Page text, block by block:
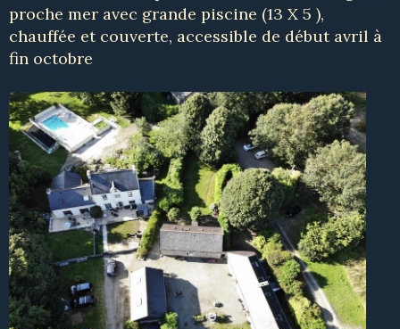
proche mer avec grande piscine (13 X 5 ),
chauffée et couverte, accessible de début avril à
fin octobre